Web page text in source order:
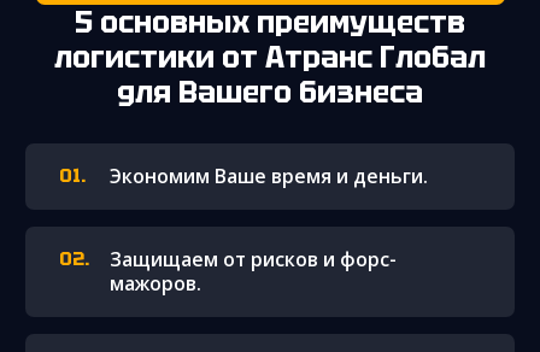
5 основных преимуществ
логистики от Атранс Глобал
для Вашего бизнеса
Экономим Ваше время и деньги.
Защищаем от рисков и форс-
мажоров.